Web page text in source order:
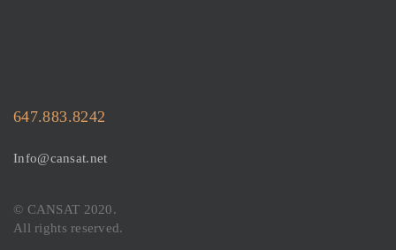
647.883.8242
Info@cansat.net
© CANSAT 2020.
All rights reserved.